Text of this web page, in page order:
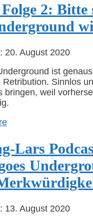
Folge 2:
20. August 2020
ist
Retribution. Sinnlos
bringen, weil
Lars
13. August 2020